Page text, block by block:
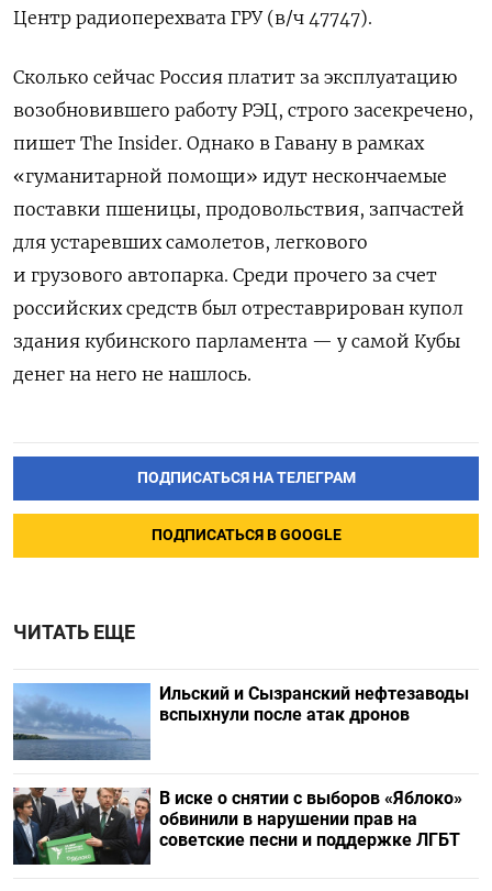
Центр радиоперехвата ГРУ (в/ч 47747).
Сколько сейчас Россия платит за эксплуатацию
возобновившего работу РЭЦ, строго засекречено,
пишет The Insider. Однако в Гавану в рамках
«гуманитарной помощи» идут нескончаемые
поставки пшеницы, продовольствия, запчастей
для устаревших самолетов, легкового
и грузового автопарка. Среди прочего за счет
российских средств был отреставрирован купол
здания кубинского парламента — у самой Кубы
денег на него не нашлось.
ПОДПИСАТЬСЯ НА ТЕЛЕГРАМ
ПОДПИСАТЬСЯ В GOOGLE
ЧИТАТЬ ЕЩЕ
Ильский и Сызранский нефтезаводы
вспыхнули после атак дронов
В иске о снятии с выборов «Яблоко»
обвинили в нарушении прав на
советские песни и поддержке ЛГБТ